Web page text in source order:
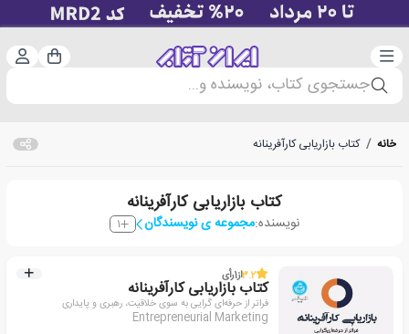
دسته‌بندی سبد
جستجوی کتاب، نویسنده و...
خانه / کتاب بازاریابی کارآفرینانه
کتاب بازاریابی کارآفرینانه
نویسنده:مجموعه ی نویسندگان 1
3.2از1رأی
کتاب بازاریابی کارآفرینانه
فراتر از حرفه‌ای گرایی به سوی خلاقیت، رهبری و پایداری
Entrepreneurial Marketing